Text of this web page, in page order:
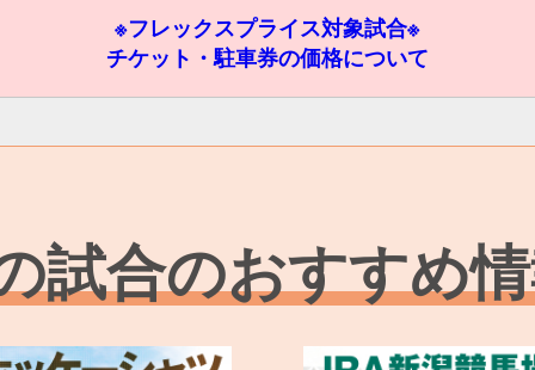
※フレックスプライス対象試合※
チケット・駐車券の価格について
試合のおすすめ